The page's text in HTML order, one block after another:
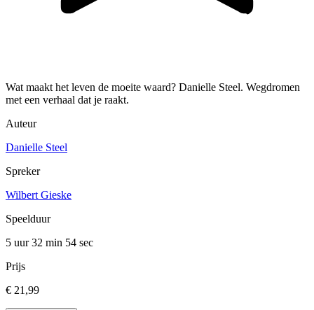
Wat maakt het leven de moeite waard? Danielle Steel. Wegdromen
met een verhaal dat je raakt.
Auteur
Danielle Steel
Spreker
Wilbert Gieske
Speelduur
5 uur 32 min 54 sec
Prijs
€ 21,99